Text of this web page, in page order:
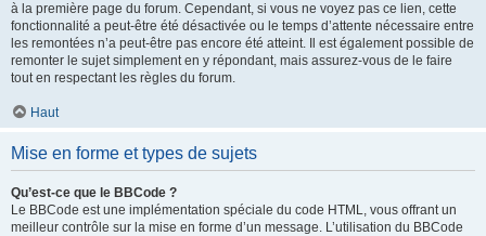
à la première page du forum. Cependant, si vous ne voyez pas ce lien, cette
fonctionnalité a peut-être été désactivée ou le temps d’attente nécessaire entre
les remontées n’a peut-être pas encore été atteint. Il est également possible de
remonter le sujet simplement en y répondant, mais assurez-vous de le faire
tout en respectant les règles du forum.
Haut
Mise en forme et types de sujets
Qu’est-ce que le BBCode ?
Le BBCode est une implémentation spéciale du code HTML, vous offrant un
meilleur contrôle sur la mise en forme d’un message. L’utilisation du BBCode